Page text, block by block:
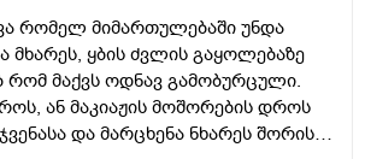
მომენტებᲨი მტკივაა
Თუარა Შანსირო არასწორად
გუᲨინ Ჭამის დროს მარჯვენა
ნსმცეცებინᲗიᲗქოს და
რომელ მიმართულებაში უნდა
მხარეს, ყბის ძვლის გაყოლებაზე
რომ მაქვს ოდნავ გამობურცული.
ან მაკიაჟის მოშორების დროს
და მარცხენა ნხარეს შორის